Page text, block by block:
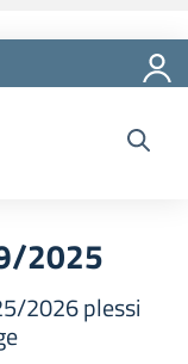
2025
2026 plessi